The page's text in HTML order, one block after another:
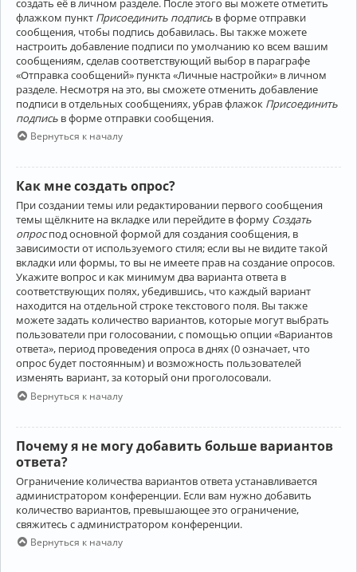
флажком пункт Присоединить подпись в форме отправки
сообщения, чтобы подпись добавилась. Вы также можете
настроить добавление подписи по умолчанию ко всем вашим
сообщениям, сделав соответствующий выбор в параграфе
«Отправка сообщений» пункта «Личные настройки» в личном
разделе. Несмотря на это, вы сможете отменить добавление
подписи в отдельных сообщениях, убрав флажок Присоединить
подпись в форме отправки сообщения.
Вернуться к началу
Как мне создать опрос?
При создании темы или редактировании первого сообщения
темы щёлкните на вкладке или перейдите в форму Создать
опроспод основной формой для создания сообщения, в
зависимости от используемого стиля; если вы не видите такой
вкладки или формы, то вы не имеете прав на создание опросов.
Укажите вопрос и как минимум два варианта ответа в
соответствующих полях, убедившись, что каждый вариант
находится на отдельной строке текстового поля. Вы также
можете задать количество вариантов, которые могут выбрать
пользователи при голосовании, с помощью опции «Вариантов
ответа», период проведения опроса в днях (0 означает, что
опрос будет постоянным) и возможность пользователей
изменять вариант, за который они проголосовали.
Вернуться к началу
Почему я не могу добавить больше вариантов
ответа?
Ограничение количества вариантов ответа устанавливается
администратором конференции. Если вам нужно добавить
количество вариантов, превышающее это ограничение,
свяжитесь с администратором конференции.
Вернуться к началу